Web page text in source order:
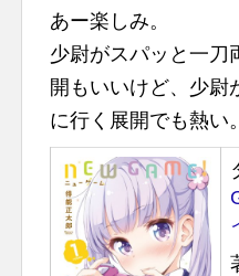
あー楽しみ。
少尉がスパッと一刀
開もいいけど、少尉
に行く展開でも熱い。